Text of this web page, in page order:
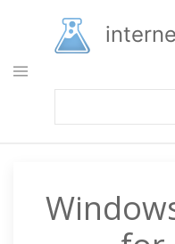
основному
содержанию